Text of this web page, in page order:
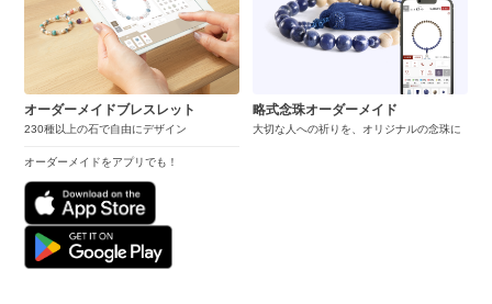
オーダーメイドブレスレット
230種以上の石で自由にデザイン
オーダーメイドをアプリでも！
略式念珠オーダーメイド
大切な人への祈りを、オリジナルの念珠に